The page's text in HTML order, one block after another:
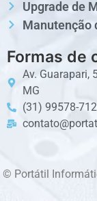
Upgrade de
Manutenção
Formas de
Av. Guarapari,
MG
(31) 99578-
© Portátil